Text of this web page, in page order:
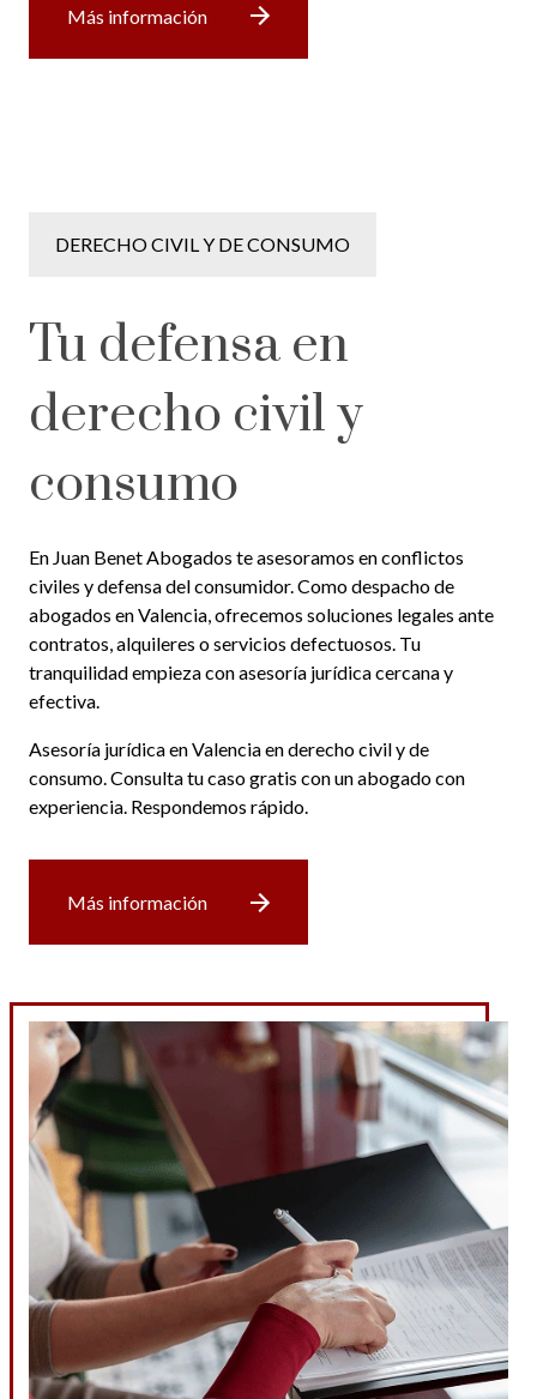
Más información
DERECHO CIVIL Y DE CONSUMO
Tu defensa en
derecho civil y
consumo
En Juan Benet Abogados te asesoramos en conflictos
civiles y defensa del consumidor. Como despacho de
abogados en Valencia, ofrecemos soluciones legales ante
contratos, alquileres o servicios defectuosos. Tu
tranquilidad empieza con asesoría jurídica cercana y
efectiva.
Asesoría jurídica en Valencia en derecho civil y de
consumo. Consulta tu caso gratis con un abogado con
experiencia. Respondemos rápido.
Más información